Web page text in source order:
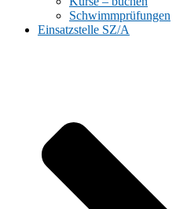
Schwimmprüfungen
Einsatzstelle SZ/A